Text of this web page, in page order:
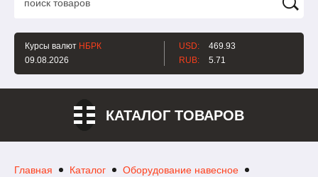
Курсы валют НБРК
09.08.2026
USD:
469.93
RUB:
5.71
КАТАЛОГ ТОВАРОВ
Главная Каталог
Оборудование навесное